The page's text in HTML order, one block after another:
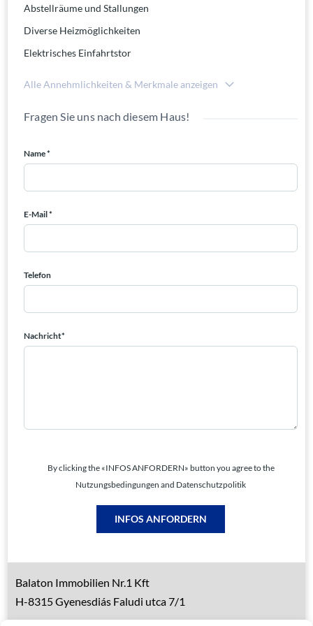
Abstellräume und Stallungen
Diverse Heizmöglichkeiten
Elektrisches Einfahrtstor
Alle Annehmlichkeiten & Merkmale anzeigen
Fragen Sie uns nach diesem Haus!
Name *
E-Mail *
Telefon
Nachricht*
By clicking the «INFOS ANFORDERN» button you agree to the
Nutzungsbedingungen and Datenschutzpolitik
INFOS ANFORDERN
Balaton Immobilien Nr.1 Kft
H-8315 Gyenesdiás Faludi utca 7/1